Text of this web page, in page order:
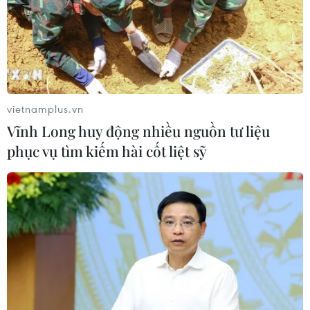
06/08/2026 08:31
Dấu mốc quan trọng trong quan hệ
Việt Nam-Australia
06/08/2026 08:29
Hàn Quốc tăng cường giải pháp
ngăn chặn đánh bạc trực tuyến trong
quân đội
06/08/2026 04:52
Tổng Bí thư, Chủ tịch nước Tô Lâm
sẽ thăm cấp Nhà nước tới Australia và
vietnamplus.vn
Vĩnh Long huy động nhiều nguồn tư liệu
phục vụ tìm kiếm hài cốt liệt sỹ